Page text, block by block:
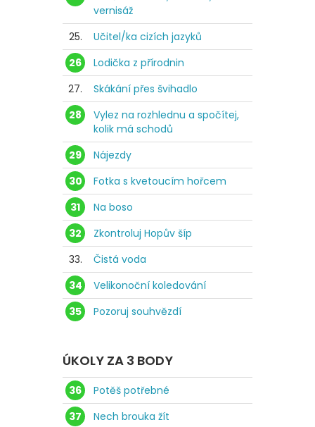
vernisáž
25.
Učitel/ka cizích jazyků
26
Lodička z přírodnin
27.
Skákání přes švihadlo
28
Vylez na rozhlednu a spočítej,
kolik má schodů
29
Nájezdy
30
Fotka s kvetoucím hořcem
31
Na boso
32
Zkontroluj Hopův šíp
33.
Čistá voda
34
Velikonoční koledování
35
Pozoruj souhvězdí
ÚKOLY ZA 3 BODY
36
Potěš potřebné
37
Nech brouka žít